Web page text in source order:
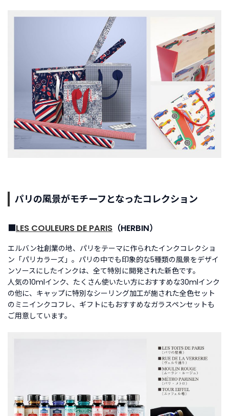
パリの風景がモチーフとなったコレクション
■LES COULEURS DE PARIS （HERBIN）
エルバン社創業の地、パリをテーマに作られたインクコレクショ
ン「パリカラーズ」。パリの中でも印象的な5種類の風景をデザイ
ンソースにしたインクは、全て特別に開発された新色です。
人気の10mlインク、たくさん使いたい方におすすめな30mlインク
の他に、キャップに特別なシーリング加工が施された全色セット
のミニインクコフレ、ギフトにもおすすめなガラスペンセットも
ご用意しています。